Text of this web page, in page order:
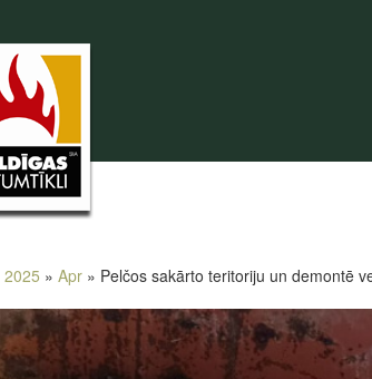
2025 » Apr » Pelčos sakārto teritoriju un demontē